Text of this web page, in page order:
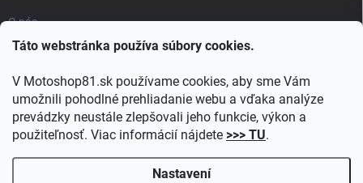
Táto webstránka používa súbory cookies.
V Motoshop81.sk používame cookies, aby sme Vám
umožnili pohodlné prehliadanie webu a vďaka analýze
prevádzky neustále zlepšovali jeho funkcie, výkon a
použiteľnosť. Viac informácií nájdete >>> TU.
Nastavení
O nás
Doprava a platba
Blog
Obľúbené kategórie